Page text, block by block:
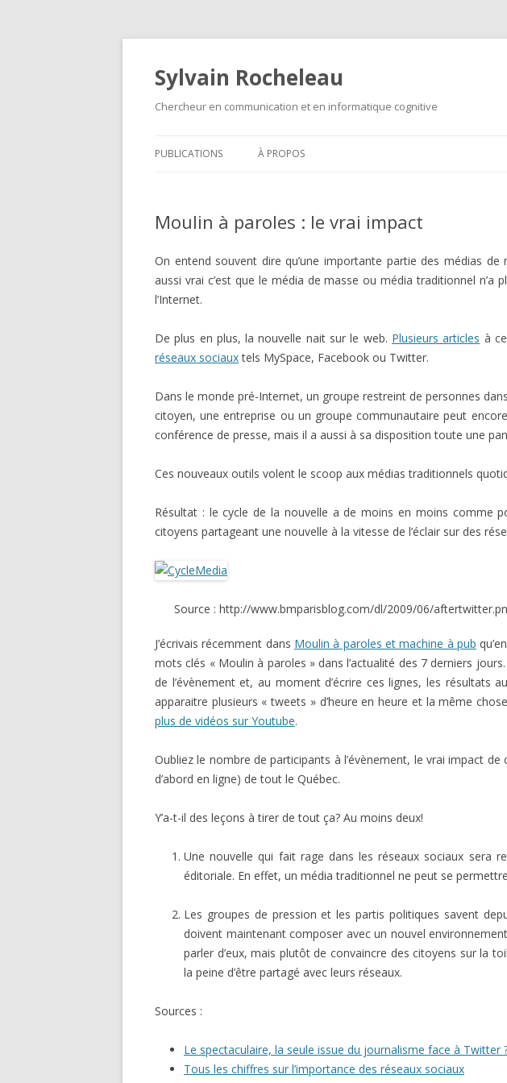
Sylvain Rocheleau
Chercheur en communication et en informatique cognitive
PUBLICATIONS À PROPOS
Moulin à paroles : le vrai impact
On entend souvent dire qu’une importante partie des médias
aussi vrai c’est que le média de masse ou média traditionnel
l’Internet.
De plus en plus, la nouvelle nait sur le web. Plusieurs articles à
réseaux sociauxtels MySpace, Facebook ou Twitter.
Dans le monde pré-Internet, un groupe restreint de personnes
citoyen, une entreprise ou un groupe communautaire peut
conférence de presse, mais il a aussi à sa disposition toute une
Ces nouveaux outils volent le scoop aux médias traditionnels
Résultat : le cycle de la nouvelle a de moins en moins comme
citoyens partageant une nouvelle à la vitesse de l’éclair sur des
Source : http://www.bmparisblog.com/dl/2009/06/
J’écrivais récemment dans Moulin à paroles et machine à pub
mots clés « Moulin à paroles » dans l’actualité des 7 derniers
de l’évènement et, au moment d’écrire ces lignes, les
apparaitre plusieurs « tweets » d’heure en heure et la même
plus de vidéos sur Youtube.
Oubliez le nombre de participants à l’évènement, le vrai impact de
d’abord en ligne) de tout le Québec.
Y’a-t-il des leçons à tirer de tout ça? Au moins deux!
Une nouvelle qui fait rage dans les réseaux sociaux sera
éditoriale. En effet, un média traditionnel ne peut se
Les groupes de pression et les partis politiques savent
doivent maintenant composer avec un nouvel
parler d’eux, mais plutôt de convaincre des citoyens sur la
la peine d’être partagé avec leurs réseaux.
Sources :
Le spectaculaire, la seule issue du journalisme face à Twitter
Tous les chiffres sur l’importance des réseaux sociaux